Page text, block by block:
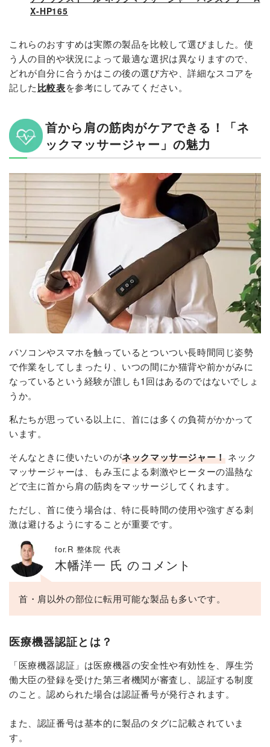
X-HP165
これらのおすすめは実際の製品を比較して選びました。使
う人の目的や状況によって最適な選択は異なりますので、
どれが自分に合うかはこの後の選び方や、詳細なスコアを
記した比較表を参考にしてみてください。
首から肩の筋肉がケアできる！「ネ
ックマッサージャー」の魅力
パソコンやスマホを触っているとついつい長時間同じ姿勢
で作業をしてしまったり、いつの間にか猫背や前かがみに
なっているという経験が誰しも1回はあるのではないでしょ
うか。
私たちが思っている以上に、首には多くの負荷がかかって
います。
そんなときに使いたいのがネックマッサージャー！ネック
マッサージャーは、もみ玉による刺激やヒーターの温熱な
どで主に首から肩の筋肉をマッサージしてくれます。
ただし、首に使う場合は、特に長時間の使用や強すぎる刺
激は避けるようにすることが重要です。
for.R 整体院 代表
木幡洋一 氏 のコメント
首・肩以外の部位に転用可能な製品も多いです。
医療機器認証とは？
「医療機器認証」は医療機器の安全性や有効性を、厚生労
働大臣の登録を受けた第三者機関が審査し、認証する制度
のこと。認められた場合は認証番号が発行されます。
また、認証番号は基本的に製品のタグに記載されていま
す。